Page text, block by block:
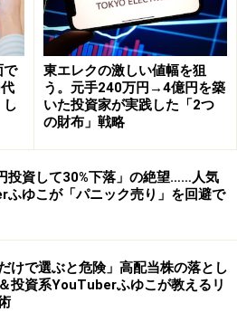
れます。
目均衡表、ボリンジャーバン
、別ウインドウでの表示になっ
な取引ツールでしか表示できな
ることができます。
投稿された時点のユーザーか
を伴います。投資に関する最終
お願い申し上げます。
で
東エレクの激しい値幅を狙
う。元手240万円→4億円を築
いた投資家が実践した「2つ
の財布」戦略
投資して30%下落」の絶望……人気
ゆこが「パニック売り」を回避で
だけで選ぶと危険」高配当株の落とし
投資系YouTuberふゆこが教えるリ